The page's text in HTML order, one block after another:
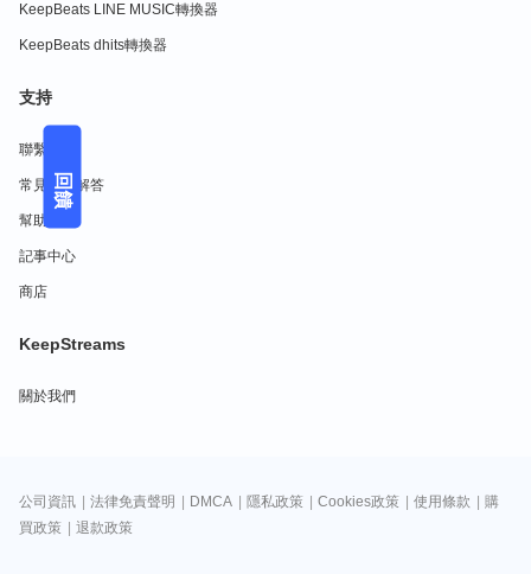
回饋
KeepBeats LINE MUSIC轉換器
KeepBeats dhits轉換器
支持
聯繫我們
常見問題解答
幫助中心
記事中心
商店
KeepStreams
關於我們
公司資訊 法律免責聲明 DMCA 隱私政策 Cookies政策 使用條款
購
買政策
退款政策